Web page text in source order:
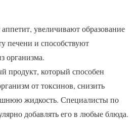
увеличивают образование
печени и способствуют
организма.
продукт, который способен
от токсинов, снизить
жидкость. Специалисты по
добавлять его в любые блюда.